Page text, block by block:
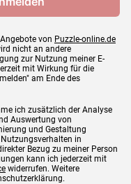
von Puzzle-online.de
nicht an andere
zur Nutzung meiner E-
mit Wirkung für die
am Ende des
ich zusätzlich der Analyse
Auswertung von
und Gestaltung
in
Bezug zu meiner Person
kann ich jederzeit mit
widerrufen. Weitere